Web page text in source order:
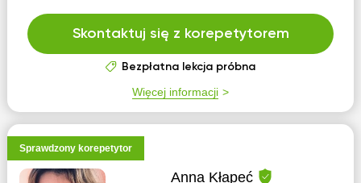
Skontaktuj się z korepetytorem
Bezpłatna lekcja próbna
Więcej informacji
Sprawdzony korepetytor
Anna Kłapeć